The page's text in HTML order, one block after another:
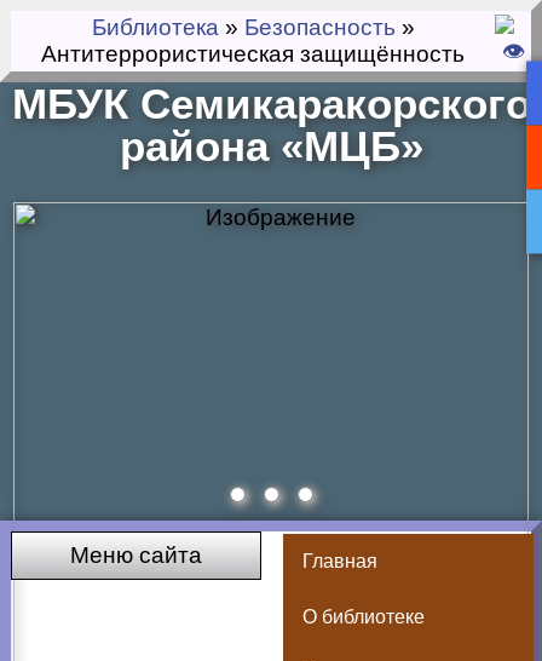
Библиотека » Безопасность »
Антитеррористическая защищённость
МБУК Семикаракорского
района «МЦБ»
Меню сайта Главная
О библиотеке